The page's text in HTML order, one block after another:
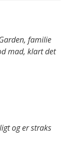
familie
mad, klart det
og er straks